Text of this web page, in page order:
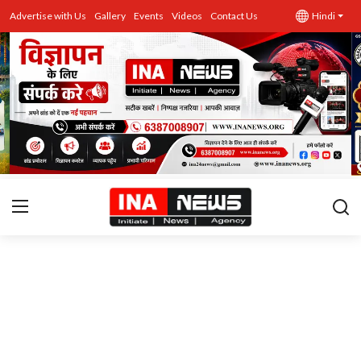
Advertise with Us Gallery Events Videos Contact Us Hindi
उत्तर प्रदेश
Advertise with Us
Events
राज्य